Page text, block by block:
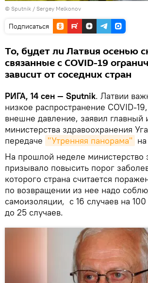
© Sputnik / Sergey Melkonov
Подписаться
То, будет ли Латвия осенью
связанные с COVID-19
зависит от соседних стран
РИГА, 14 сен — Sputnik. Латвии
низкое распространение COVID-
внешне давление, заявил главный
министерства здравоохранения
передаче "Утренняя панорама"
На прошлой неделе министерство
призывало повысить порог
которого страна считается
по возвращении из нее надо
самоизоляции, с 16 случаев на
до 25 случаев.